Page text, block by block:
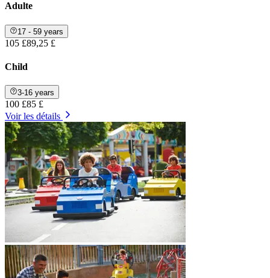
Adulte
17 - 59 years
105 £89,25 £
Child
3-16 years
100 £85 £
Voir les détails